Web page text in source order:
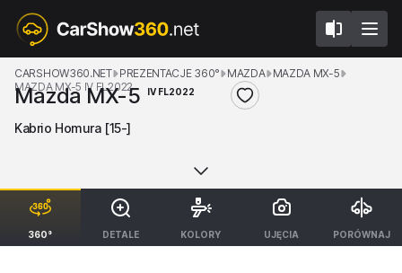
360° DETALE KOLORY UJĘCIA PORÓWNAJ
CARSHOW360.NET PREZENTACJE 360° MAZDA
MAZDA MX-5
MAZDA MX-5 IV FL2022
Mazda MX-5 IV FL2022
Kabrio Homura [15-]